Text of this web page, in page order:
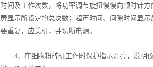
时间及工作次数，将功率调节旋扭慢慢向顺时针
屏显示所设定的总次数；超声时间、间隙时间显
要重复，应关机，并切断电源。
4、在细胞粉碎机工作时保护指示灯亮，说明仪